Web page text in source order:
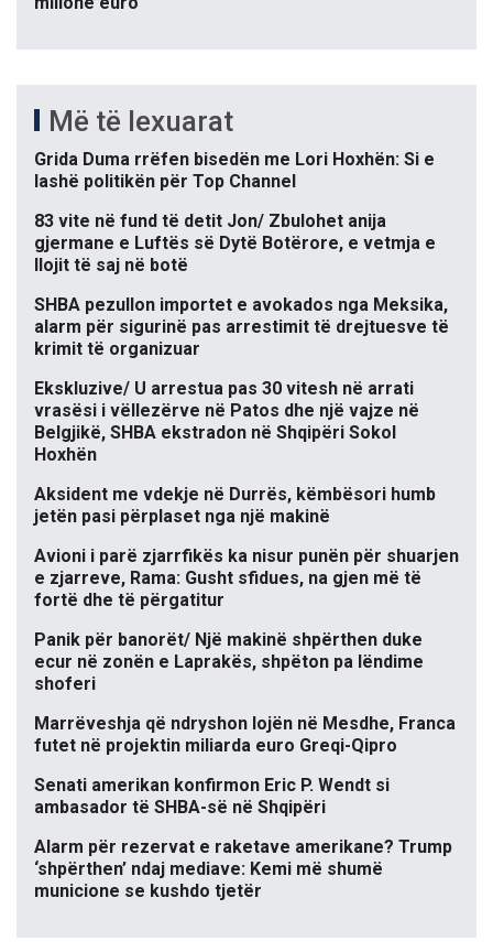
Më të lexuarat
Grida Duma rrëfen bisedën me Lori Hoxhën: Si e
lashë politikën për Top Channel
83 vite në fund të detit Jon/ Zbulohet anija
gjermane e Luftës së Dytë Botërore, e vetmja e
llojit të saj në botë
SHBA pezullon importet e avokados nga Meksika,
alarm për sigurinë pas arrestimit të drejtuesve të
krimit të organizuar
Ekskluzive/ U arrestua pas 30 vitesh në arrati
vrasësi i vëllezërve në Patos dhe një vajze në
Belgjikë, SHBA ekstradon në Shqipëri Sokol
Hoxhën
Aksident me vdekje në Durrës, këmbësori humb
jetën pasi përplaset nga një makinë
Avioni i parë zjarrfikës ka nisur punën për shuarjen
e zjarreve, Rama: Gusht sfidues, na gjen më të
fortë dhe të përgatitur
Panik për banorët/ Një makinë shpërthen duke
ecur në zonën e Laprakës, shpëton pa lëndime
shoferi
Marrëveshja që ndryshon lojën në Mesdhe, Franca
futet në projektin miliarda euro Greqi-Qipro
Senati amerikan konfirmon Eric P. Wendt si
ambasador të SHBA-së në Shqipëri
Alarm për rezervat e raketave amerikane? Trump
‘shpërthen’ ndaj mediave: Kemi më shumë
municione se kushdo tjetër